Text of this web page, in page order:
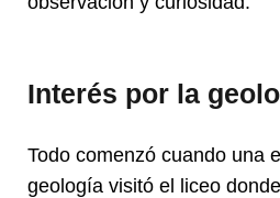
Interés por la
Todo comenzó cuando una
geología visitó el liceo